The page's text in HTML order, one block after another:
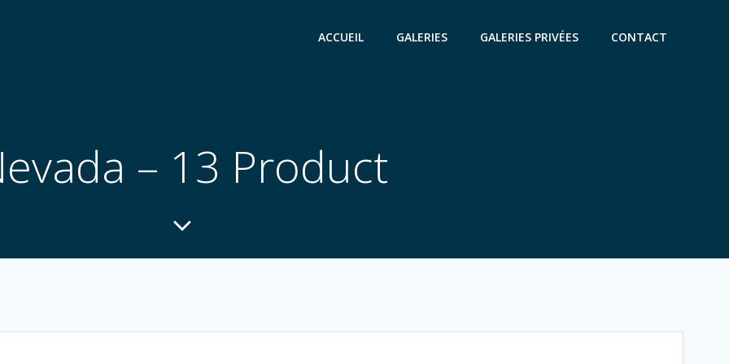
ACCUEIL GALERIES GALERIES PRIVÉES CONTACT
– 13 Product